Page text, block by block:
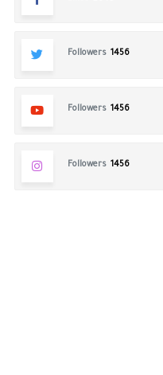
Followers 1456
Followers 1456
Followers 1456